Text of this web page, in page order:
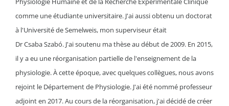
comme une étudiante universitaire. J'ai aussi obtenu un doctorat
à l'Université deSemelweis, mon superviseur était
DrCsabaSzabó. J'ai soutenu ma thèse au début de 2009. En 2015,
il y a eu une réorganisation partielle de l'enseignement de la
physiologie.À cette époque, avec quelques collègues, nous avons
rejoint le Département de Physiologie. J'ai été nommé professeur
adjoint en 2017.Au cours de la réorganisation, j'ai décidé de créer